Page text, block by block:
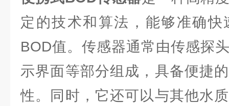
定的技术和算法，能够准确
BOD值。传感器通常由传感探
示界面等部分组成，具备便捷
性。同时，它还可以与其他水